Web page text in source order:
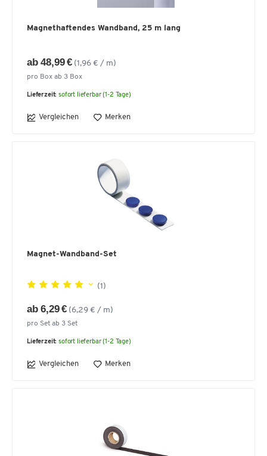
Magnethaftendes Wandband, 25 m lang
ab 48,99 € (1,96 € / m)
pro Box ab 3 Box
Lieferzeit: sofort lieferbar (1-2 Tage)
Vergleichen Merken
Magnet-Wandband-Set
(1)
ab 6,29 € (6,29 € / m)
pro Set ab 3 Set
Lieferzeit: sofort lieferbar (1-2 Tage)
Vergleichen Merken